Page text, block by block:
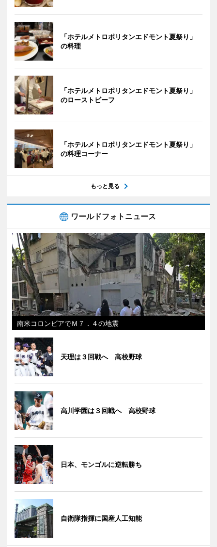
「ホテルメトロポリタンエドモント夏祭り」
の料理
「ホテルメトロポリタンエドモント夏祭り」
のローストビーフ
「ホテルメトロポリタンエドモント夏祭り」
の料理コーナー
もっと見る
ワールドフォトニュース
南米コロンビアでＭ７．４の地震
天理は３回戦へ 高校野球
高川学園は３回戦へ 高校野球
日本、モンゴルに逆転勝ち
自衛隊指揮に国産人工知能